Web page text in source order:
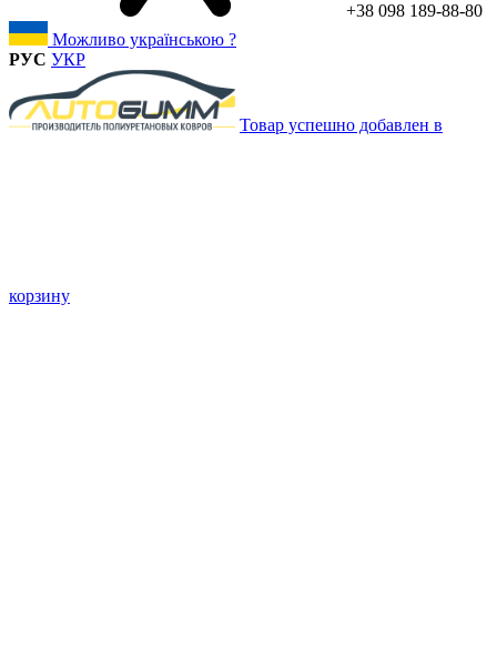
+38 098 189-88-80
Можливо українською ?
РУС УКР
Товар успешно добавлен в
корзину